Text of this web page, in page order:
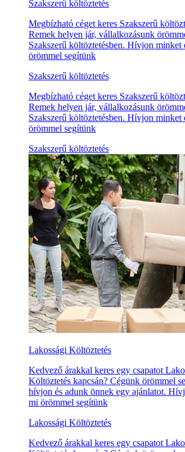
Szakszerű költöztetés
Megbízható céget keres Szakszerű
Remek helyen jár, vállalkozásunk
Szakszerű költöztetésben. Hívjon minket
örömmel segítünk
Szakszerű költöztetés
Megbízható céget keres Szakszerű
Remek helyen jár, vállalkozásunk
Szakszerű költöztetésben. Hívjon minket
örömmel segítünk
Szakszerű költöztetés
Lakossági Költöztetés
Kedvező árakkal keres egy csapatot
Költöztetés kapcsán? Cégünk örömmel
hívjon és adunk önnek egy ajánlatot.
mi örömmel segítünk
Lakossági Költöztetés
Kedvező árakkal keres egy csapatot